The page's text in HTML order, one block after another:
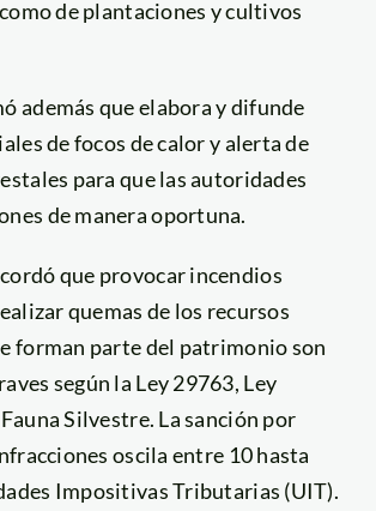
de plantaciones y cultivos
además que elabora y difunde
de focos de calor y alerta de
para que las autoridades
de manera oportuna.
que provocar incendios
quemas de los recursos
forman parte del patrimonio son
según la Ley 29763, Ley
Silvestre. La sanción por
oscila entre 10 hasta
Impositivas Tributarias (UIT).